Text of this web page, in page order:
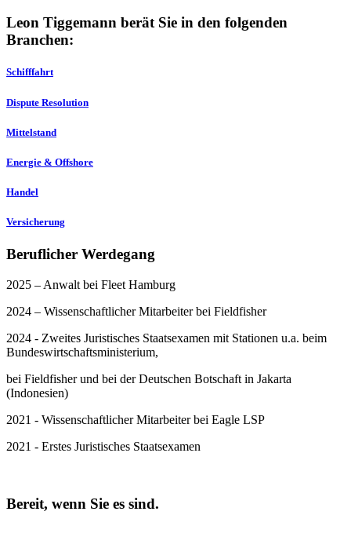
Leon Tiggemann berät Sie in den folgenden
Branchen:
Schifffahrt
Dispute Resolution
Mittelstand
Energie & Offshore
Handel
Versicherung
Beruflicher Werdegang
2025 – Anwalt bei Fleet Hamburg
2024 – Wissenschaftlicher Mitarbeiter bei Fieldfisher
2024 - Zweites Juristisches Staatsexamen mit Stationen u.a. beim
Bundeswirtschaftsministerium,
bei Fieldfisher und bei der Deutschen Botschaft in Jakarta
(Indonesien)
2021 - Wissenschaftlicher Mitarbeiter bei Eagle LSP
2021 - Erstes Juristisches Staatsexamen
Bereit, wenn Sie es sind.